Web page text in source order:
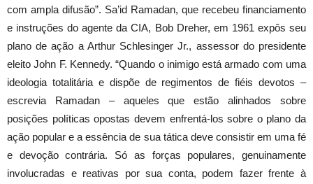
com ampla difusão”. Sa’id Ramadan, que recebeu financiamento
e instruções do agente da CIA, Bob Dreher, em 1961 expôs seu
plano de ação a Arthur Schlesinger Jr., assessor do presidente
eleito John F. Kennedy. “Quando o inimigo está armado com uma
ideologia totalitária e dispõe de regimentos de fiéis devotos –
escrevia Ramadan – aqueles que estão alinhados sobre
posições políticas opostas devem enfrentá-los sobre o plano da
ação popular e a essência de sua tática deve consistir em uma fé
e devoção contrária. Só as forças populares, genuinamente
involucradas e reativas por sua conta, podem fazer frente à